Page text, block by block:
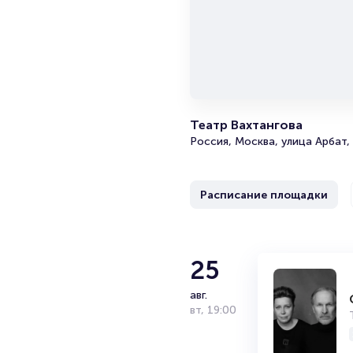
Театр Вахтангова
Россия, Москва, улица Арбат,
Расписание площадки
2
сент.
ср,19:30
Спектакль
Театр
16+ 2 часа
25
авг.
вт, 19:00